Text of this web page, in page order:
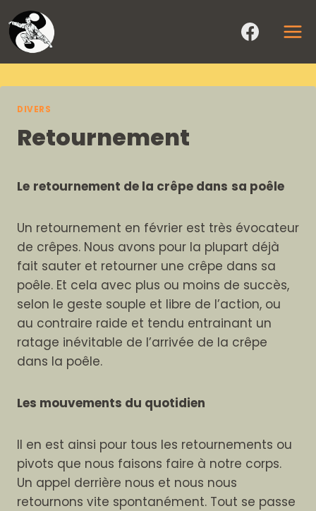
Aller
au
contenu
DIVERS
Retournement
Le retournement de la crêpe dans sa poêle
Un retournement en février est très évocateur
de crêpes. Nous avons pour la plupart déjà
fait sauter et retourner une crêpe dans sa
poêle. Et cela avec plus ou moins de succès,
selon le geste souple et libre de l’action, ou
au contraire raide et tendu entrainant un
ratage inévitable de l’arrivée de la crêpe
dans la poêle.
Les mouvements du quotidien
Il en est ainsi pour tous les retournements ou
pivots que nous faisons faire à notre corps.
Un appel derrière nous et nous nous
retournons vite spontanément. Tout se passe